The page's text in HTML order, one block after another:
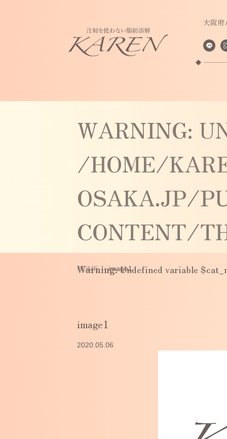
大阪府
WARNING:
/HOME/
OSAKA.JP/
CONTENT/
Warning: Undefined variable
HOME image1
image1
2020.05.06